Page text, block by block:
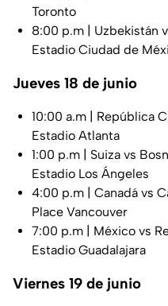
Toronto
8:00 p.m | Uzbekistán
Estadio Ciudad de
Jueves 18 de junio
10:00 a.m | República
Estadio Atlanta
1:00 p.m | Suiza vs
Estadio Los Ángeles
4:00 p.m | Canadá vs
Place Vancouver
7:00 p.m | México vs
Estadio Guadalajara
Viernes 19 de junio